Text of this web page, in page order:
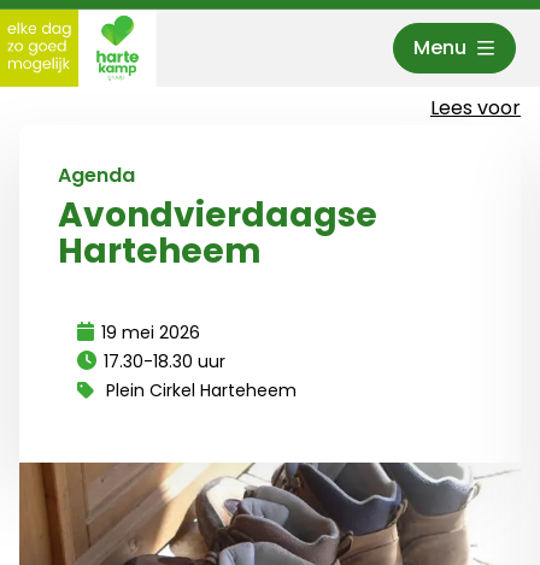
Menu
Lees voor
Avondvierdaagse
Harteheem
Agenda
19 mei 2026
17.30-18.30 uur
Plein Cirkel Harteheem